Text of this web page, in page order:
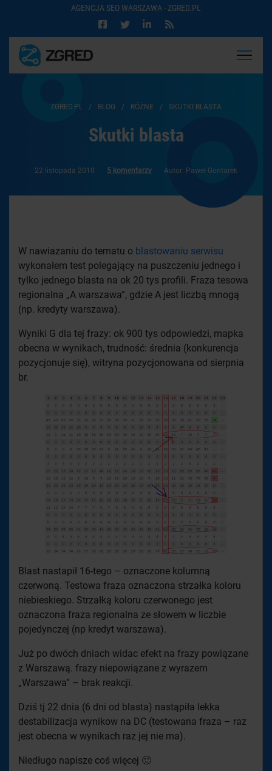
AGENCJA SEO WARSZAWA - ZGRED.PL
ZGRED.PL / BLOG / RÓŻNE / SKUTKI BLASTA
Skutki blasta
22 listopada 2010 5 komentarzy Autor: Paweł Gontarek
W nawiazaniu do tematu o blastowaniu serwisu
wykonałem test polegający na puszczeniu jednego i
tylko jednego blasta na ok 20 tys profili. Fraza tesowa
regionalna „A warszawa”, gdzie A jest liczbą mnogą
(np. kredyty warszawa).
Wyniki G dla tej frazy: ok 900 tys odpowiedzi, mapka
obecna w wynikach, trudność: średnia (konkurencja
pozycjonuje się), witryna pozycjonowana od sierpnia
br.
Blast nastapił 16-tego – oznaczone kolumną
czerwoną. Testowa fraza oznaczona strzałka koloru
niebieskiego. Strzałką koloru czerwonego jest
oznaczona fraza regionalna ze słowem w liczbie
pojedynczej (np kredyt warszawa).
Już po dwóch dniach widac efekt na frazy powiązane
z Warszawą. frazy niepowiązane z wyrazem
„Warszawa” – brak reakcji.
Dziś tj 22 dnia (6 dni od blasta) nastąpiła lekka
destabilizacja wynikow na DC (testowana fraza – raz
jest obecna w wynikach raz jej nie ma).
Niedługo napisze coś więcej 🙂